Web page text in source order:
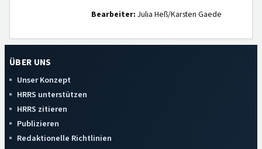
Bearbeiter: Julia Heß/Karsten Gaede
ÜBER UNS
Unser Konzept
HRRS unterstützen
HRRS zitieren
Publizieren
Redaktionelle Richtlinien